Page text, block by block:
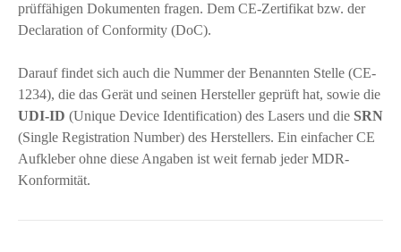
prüffähigen Dokumenten fragen. Dem CE-Zertifikat bzw. der
Declaration of Conformity (DoC).
Darauf findet sich auch die Nummer der Benannten Stelle (CE-
1234), die das Gerät und seinen Hersteller geprüft hat, sowie die
UDI-ID (Unique Device Identification) des Lasers und die SRN
(Single Registration Number) des Herstellers. Ein einfacher CE
Aufkleber ohne diese Angaben ist weit fernab jeder MDR-
Konformität.